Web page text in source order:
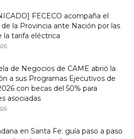
FECECO acompaña el
la Provincia ante Nación por las
la tarifa eléctrica
de Negocios de CAME abrió la
a sus Programas Ejecutivos de
con becas del 50% para
asociadas
en Santa Fe: guía paso a paso